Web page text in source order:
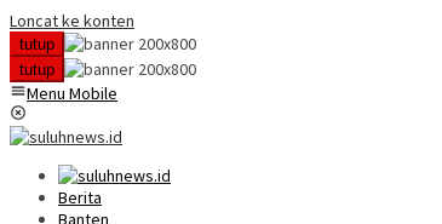
Loncat ke konten
tutup
tutup
Menu Mobile
Berita
Banten